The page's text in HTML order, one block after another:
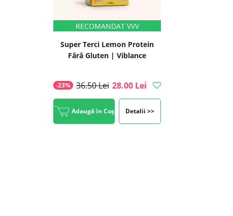
Super Terci Lemon Protein
Fără Gluten | Viblance
-23% 36.50 Lei 28.00 Lei
Adaugă în Coș Detalii >>